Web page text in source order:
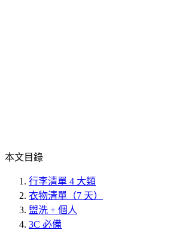
本文目錄
行李清單 4 大類
衣物清單（7 天）
盥洗 + 個人
3C 必備